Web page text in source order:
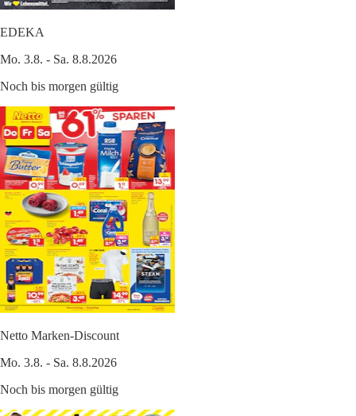
EDEKA
Mo. 3.8. - Sa. 8.8.2026
Noch bis morgen gültig
Netto Marken-Discount
Mo. 3.8. - Sa. 8.8.2026
Noch bis morgen gültig